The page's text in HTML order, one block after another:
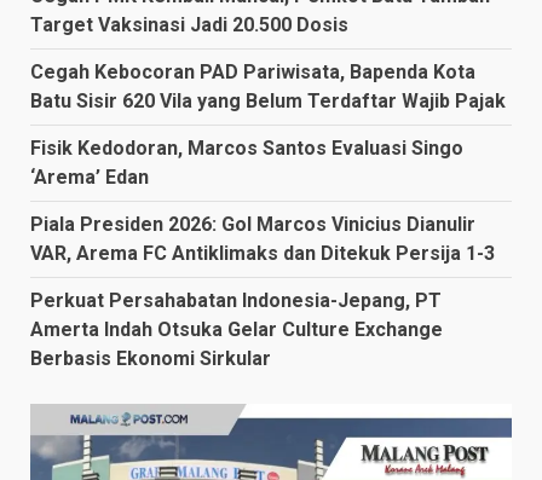
Target Vaksinasi Jadi 20.500 Dosis
Cegah Kebocoran PAD Pariwisata, Bapenda Kota
Batu Sisir 620 Vila yang Belum Terdaftar Wajib Pajak
Fisik Kedodoran, Marcos Santos Evaluasi Singo
‘Arema’ Edan
Piala Presiden 2026: Gol Marcos Vinicius Dianulir
VAR, Arema FC Antiklimaks dan Ditekuk Persija 1-3
Perkuat Persahabatan Indonesia-Jepang, PT
Amerta Indah Otsuka Gelar Culture Exchange
Berbasis Ekonomi Sirkular